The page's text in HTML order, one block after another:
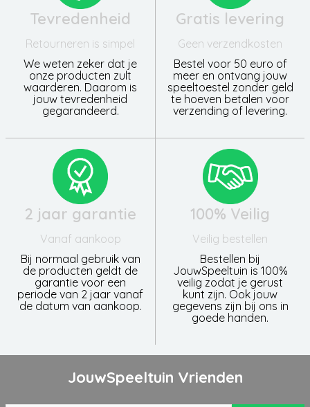
Tevredenheid
Retourneren is simpel
We weten zeker dat je
onze producten zult
waarderen. Daarom is
jouw tevredenheid
gegarandeerd.
Gratis levering
Geen verzendkosten
Bestel voor 50 euro of
meer en ontvang jouw
speeltoestel zonder geld
te hoeven betalen voor
verzending of levering.
2 jaar garantie
Vanaf aankoop
Bij normaal gebruik van
de producten geldt de
garantie voor een
periode van 2 jaar vanaf
de datum van aankoop.
100% Veilig
Veilig bestellen
Bestellen bij
JouwSpeeltuin is 100%
veilig zodat je gerust
kunt zijn. Ook jouw
gegevens zijn bij ons in
goede handen.
JouwSpeeltuin Vrienden